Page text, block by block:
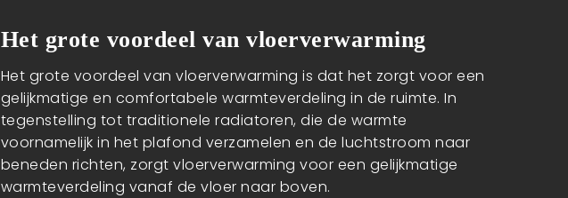
Het grote voordeel van vloerverwarming
Het grote voordeel van vloerverwarming is dat het zorgt voor een
gelijkmatige en comfortabele warmteverdeling in de ruimte. In
tegenstelling tot traditionele radiatoren, die de warmte
voornamelijk in het plafond verzamelen en de luchtstroom naar
beneden richten, zorgt vloerverwarming voor een gelijkmatige
warmteverdeling vanaf de vloer naar boven.